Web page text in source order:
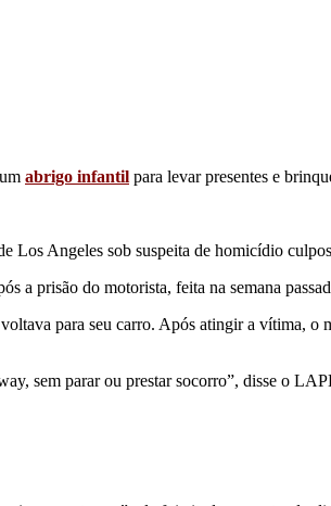
abrigo infantil para levar presentes e
Los Angeles sob suspeita de homicídio
a prisão do motorista, feita na semana
para seu carro. Após atingir a vítima, o
sem parar ou prestar socorro”, disse o